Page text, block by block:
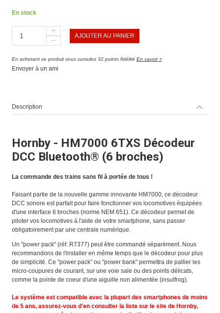
En stock
AJOUTER AU PANIER
En achetant ce produit vous cumulez 32 points fidélité En savoir +
Envoyer à un ami
Description
Hornby - HM7000 6TXS Décodeur
DCC Bluetooth® (6 broches)
La commande des trains sans fil à portée de tous !
Faisant partie de la nouvelle gamme innovante HM7000, ce décodeur
DCC sonore est parfait pour faire fonctionner vos locomotives équipées
d'une interface 6 broches (norme NEM 651). Ce décodeur permet de
piloter vos locomotives à l'aide de votre smartphone, sans passer
obligatoirement par une centrale numérique.
Un "power pack" (réf. R7377) peut être commandé séparément. Nous
recommandons de l'installer en même temps que le décodeur pour plus
de simplicité. Ce "power pack" ou "power bank" permettra de pallier les
micro-coupures de courant, sur une voie sale ou des points délicats,
comme la pointe de coeur d'une aiguille non alimentée (insulfrog).
Le système est compatible avec la plupart des smartphones de moins
de 5 ans, assurez-vous d'en consulter la liste sur le site de Hornby,